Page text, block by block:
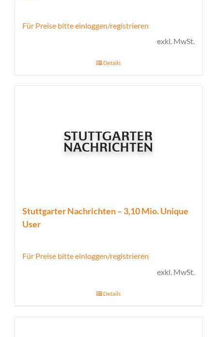
Für Preise bitte einloggen/registrieren
exkl. MwSt.
Details
Stuttgarter Nachrichten – 3,10 Mio. Unique
User
Für Preise bitte einloggen/registrieren
exkl. MwSt.
Details